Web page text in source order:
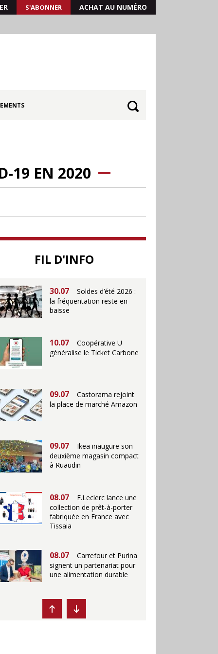
S'ABONNER ACHAT AU NUMÉRO
19 EN 2020
FIL D'INFO
30.06
25.06
Action ouvre un
30.07
Soldes d’été 2026 :
la fréquentation reste en
baisse
10.07
Coopérative U
généralise le Ticket Carbone
09.07
Castorama rejoint
la place de marché Amazon
09.07
Ikea inaugure son
deuxième magasin compact
à Ruaudin
08.07
E.Leclerc lance une
collection de prêt-à-porter
fabriquée en France avec
Tissaia
08.07
Carrefour et Purina
signent un partenariat pour
une alimentation durable
07.07
Ikea propose des
"Escales fraîcheur" en